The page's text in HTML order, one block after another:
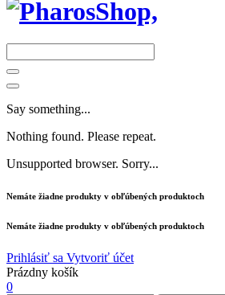
Say something...
Nothing found. Please repeat.
Unsupported browser. Sorry...
Nemáte žiadne produkty v obľúbených produktoch
Nemáte žiadne produkty v obľúbených produktoch
Prihlásiť sa Vytvoriť účet
Prázdny košík
0